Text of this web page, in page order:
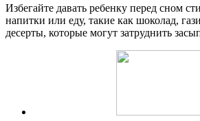
Избегайте давать ребенку перед сном
напитки или еду, такие как шоколад,
десерты, которые могут затруднить